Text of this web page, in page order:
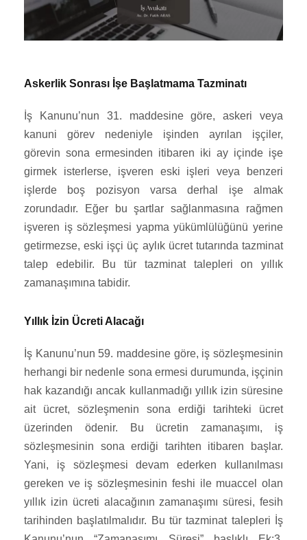
Askerlik Sonrası İşe Başlatmama Tazminatı
İş Kanunu’nun 31. maddesine göre, askeri veya
kanuni görev nedeniyle işinden ayrılan işçiler,
görevin sona ermesinden itibaren iki ay içinde işe
girmek isterlerse, işveren eski işleri veya benzeri
işlerde boş pozisyon varsa derhal işe almak
zorundadır. Eğer bu şartlar sağlanmasına rağmen
işveren iş sözleşmesi yapma yükümlülüğünü yerine
getirmezse, eski işçi üç aylık ücret tutarında tazminat
talep edebilir. Bu tür tazminat talepleri on yıllık
zamanaşımına tabidir.
Yıllık İzin Ücreti Alacağı
İş Kanunu’nun 59. maddesine göre, iş sözleşmesinin
herhangi bir nedenle sona ermesi durumunda, işçinin
hak kazandığı ancak kullanmadığı yıllık izin süresine
ait ücret, sözleşmenin sona erdiği tarihteki ücret
üzerinden ödenir. Bu ücretin zamanaşımı, iş
sözleşmesinin sona erdiği tarihten itibaren başlar.
Yani, iş sözleşmesi devam ederken kullanılması
gereken ve iş sözleşmesinin feshi ile muaccel olan
yıllık izin ücreti alacağının zamanaşımı süresi, fesih
tarihinden başlatılmalıdır. Bu tür tazminat talepleri İş